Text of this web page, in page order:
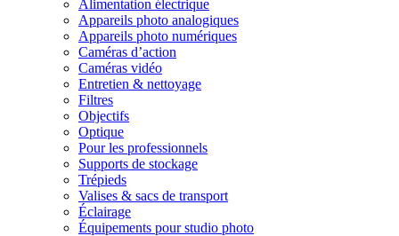
Alimentation électrique
Appareils photo analogiques
Appareils photo numériques
Caméras d’action
Caméras vidéo
Entretien & nettoyage
Filtres
Objectifs
Optique
Pour les professionnels
Supports de stockage
Trépieds
Valises & sacs de transport
Éclairage
Équipements pour studio photo